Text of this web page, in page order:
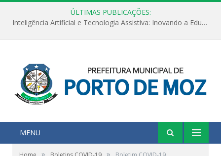
ÚLTIMAS PUBLICAÇÕES:
Inteligência Artificial e Tecnologia Assistiva: Inovando a Educação Especial e Inclusiva
MENU